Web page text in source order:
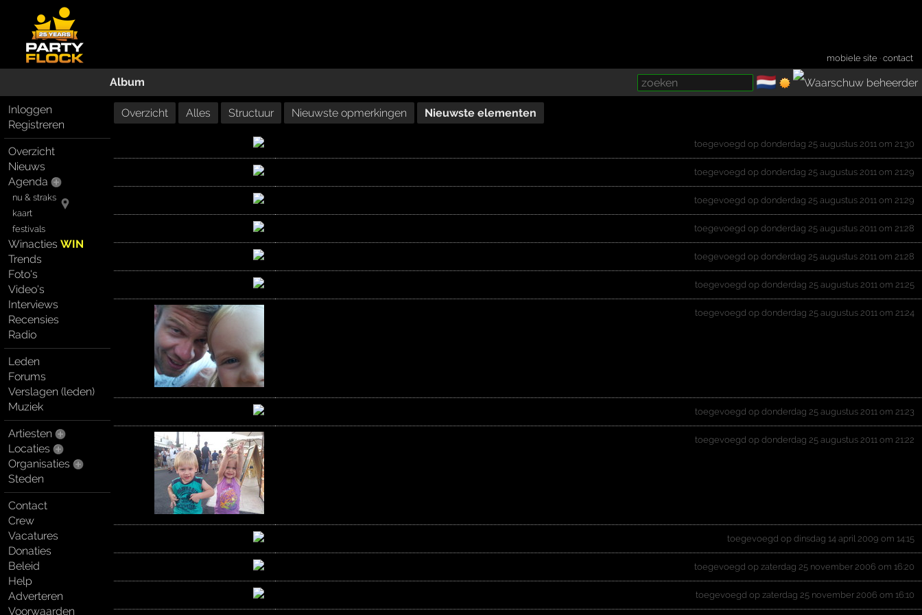
mobiele site ·contact
Album 🇳🇱
Inloggen
Registreren
Overzicht
Nieuws
Agenda
nu & straks
kaart
festivals
WinactiesWIN
Trends
Foto's
Video's
Interviews
Recensies
Radio
Leden
Forums
Verslagen (leden)
Muziek
Artiesten
Locaties
Organisaties
Steden
Contact
Crew
Vacatures
Donaties
Beleid
Help
Adverteren
Voorwaarden
Overzicht Alles Structuur Nieuwste opmerkingen Nieuwste elementen
toegevoegd op donderdag 25 augustus 2011 om 21:30
toegevoegd op donderdag 25 augustus 2011 om 21:29
toegevoegd op donderdag 25 augustus 2011 om 21:29
toegevoegd op donderdag 25 augustus 2011 om 21:28
toegevoegd op donderdag 25 augustus 2011 om 21:28
toegevoegd op donderdag 25 augustus 2011 om 21:25
toegevoegd op donderdag 25 augustus 2011 om 21:24
toegevoegd op donderdag 25 augustus 2011 om 21:23
toegevoegd op donderdag 25 augustus 2011 om 21:22
toegevoegd op dinsdag 14 april 2009 om 14:15
toegevoegd op zaterdag 25 november 2006 om 16:20
toegevoegd op zaterdag 25 november 2006 om 16:10